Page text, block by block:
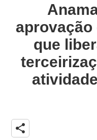
aprovação
que
share